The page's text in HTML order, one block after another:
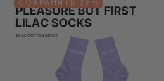
СОХРАНЯТЬ 38%